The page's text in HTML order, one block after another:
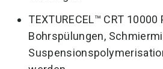
TEXTURECEL™ CRT 10000
Bohrspülungen,